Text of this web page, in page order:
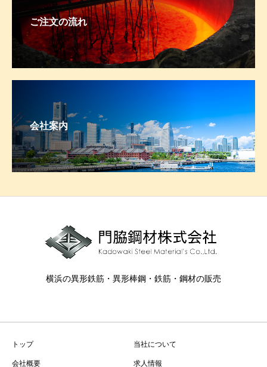
ご注文の流れ
会社案内
横浜の異形鉄筋・異形棒鋼・鉄筋・鋼材の販売
トップ 当社について
会社概要 求人情報